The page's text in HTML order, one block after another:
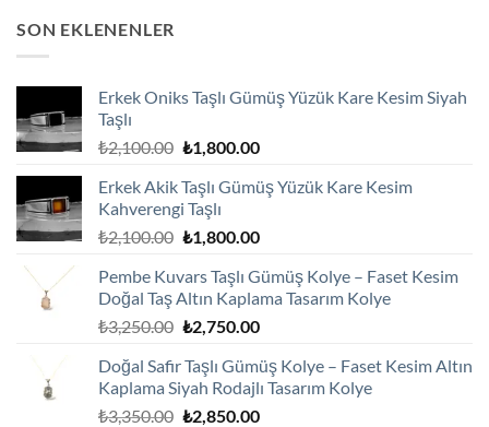
SON EKLENENLER
Erkek Oniks Taşlı Gümüş Yüzük Kare Kesim Siyah
Taşlı
₺2,100.00 Orijinal
₺2,100.00.
₺1,800.00Şu
fiyat:
Erkek Akik Taşlı Gümüş Yüzük Kare Kesim
Kahverengi Taşlı
₺2,100.00 Orijinal
₺2,100.00.
₺1,800.00Şu
fiyat:
₺1,800.00.
Pembe Kuvars Taşlı Gümüş Kolye – Faset Kesim
Doğal Taş Altın Kaplama Tasarım Kolye
₺3,250.00 Orijinal
₺3,250.00.
₺2,750.00Şu
fiyat:
₺2,750.00.
Doğal Safir Taşlı Gümüş Kolye – Faset Kesim Altın
Kaplama Siyah Rodajlı Tasarım Kolye
₺3,350.00 Orijinal
₺2,850.00Şu